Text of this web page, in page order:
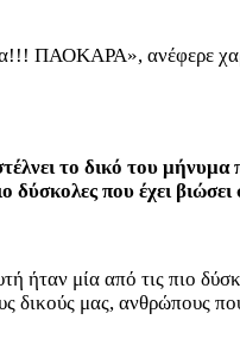
ΠΑΟΚΑΡΑ», ανέφερε
το δικό του
που έχει βιώσει
μία από τις πιο
μας, ανθρώπους